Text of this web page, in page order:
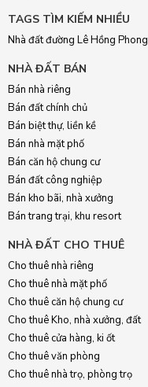
TAGS TÌM KIẾM NHIỀU
Nhà đất đường Lê Hồng Phong
NHÀ ĐẤT BÁN
Bán nhà riêng
Bán đất chính chủ
Bán biệt thự, liền kề
Bán nhà mặt phố
Bán căn hộ chung cư
Bán đất công nghiệp
Bán kho bãi, nhà xưởng
Bán trang trại, khu resort
NHÀ ĐẤT CHO THUÊ
Cho thuê nhà riêng
Cho thuê nhà mặt phố
Cho thuê căn hộ chung cư
Cho thuê Kho, nhà xưởng, đất
Cho thuê cửa hàng, ki ốt
Cho thuê văn phòng
Cho thuê nhà trọ, phòng trọ